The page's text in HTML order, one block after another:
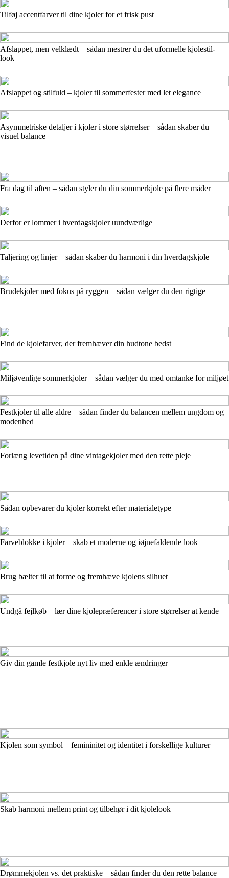
Tilføj accentfarver til dine kjoler for et frisk pust
Afslappet, men velklædt – sådan mestrer du det uformelle kjolestil-
look
Afslappet og stilfuld – kjoler til sommerfester med let elegance
Asymmetriske detaljer i kjoler i store størrelser – sådan skaber du
visuel balance
Fra dag til aften – sådan styler du din sommerkjole på flere måder
Derfor er lommer i hverdagskjoler uundværlige
Taljering og linjer – sådan skaber du harmoni i din hverdagskjole
Brudekjoler med fokus på ryggen – sådan vælger du den rigtige
Find de kjolefarver, der fremhæver din hudtone bedst
Miljøvenlige sommerkjoler – sådan vælger du med omtanke for miljøet
Festkjoler til alle aldre – sådan finder du balancen mellem ungdom og
modenhed
Forlæng levetiden på dine vintagekjoler med den rette pleje
Sådan opbevarer du kjoler korrekt efter materialetype
Farveblokke i kjoler – skab et moderne og iøjnefaldende look
Brug bælter til at forme og fremhæve kjolens silhuet
Undgå fejlkøb – lær dine kjolepræferencer i store størrelser at kende
Giv din gamle festkjole nyt liv med enkle ændringer
Kjolen som symbol – femininitet og identitet i forskellige kulturer
Skab harmoni mellem print og tilbehør i dit kjolelook
Drømmekjolen vs. det praktiske – sådan finder du den rette balance